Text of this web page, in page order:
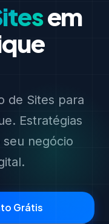
em
de Sites para
Estratégias
seu negócio
Grátis